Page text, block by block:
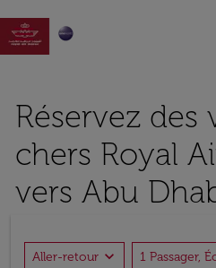

Réservez des
chers Royal
vers Abu
Aller-retour expand_more 1 Passager,